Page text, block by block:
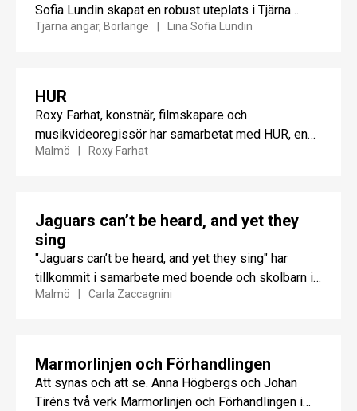
Sofia Lundin skapat en robust uteplats i Tjärna
ängars nya...
Tjärna ängar, Borlänge Lina Sofia Lundin
HUR
Roxy Farhat, konstnär, filmskapare och
musikvideoregissör har samarbetat med HUR, en
grupp unga i åldrarna 16–25 år i...
Malmö Roxy Farhat
Jaguars can’t be heard, and yet they
sing
"Jaguars can’t be heard, and yet they sing" har
tillkommit i samarbete med boende och skolbarn i
stadsdelen...
Malmö Carla Zaccagnini
Marmorlinjen och Förhandlingen
Att synas och att se. Anna Högbergs och Johan
Tiréns två verk Marmorlinjen och Förhandlingen i